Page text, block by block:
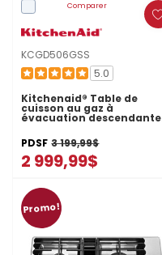
Comparer
KCGD506GSS
5.0
Kitchenaid® Table de
cuisson au gaz à
évacuation descendante
KCGD506GSS
PDSF 3 199,99$
2 999,99$
Promo!